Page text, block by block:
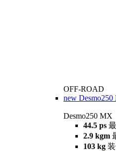
OFF-ROAD
new Desmo250
Desmo250 MX
44.5 ps
2.9 kgm
103 kg